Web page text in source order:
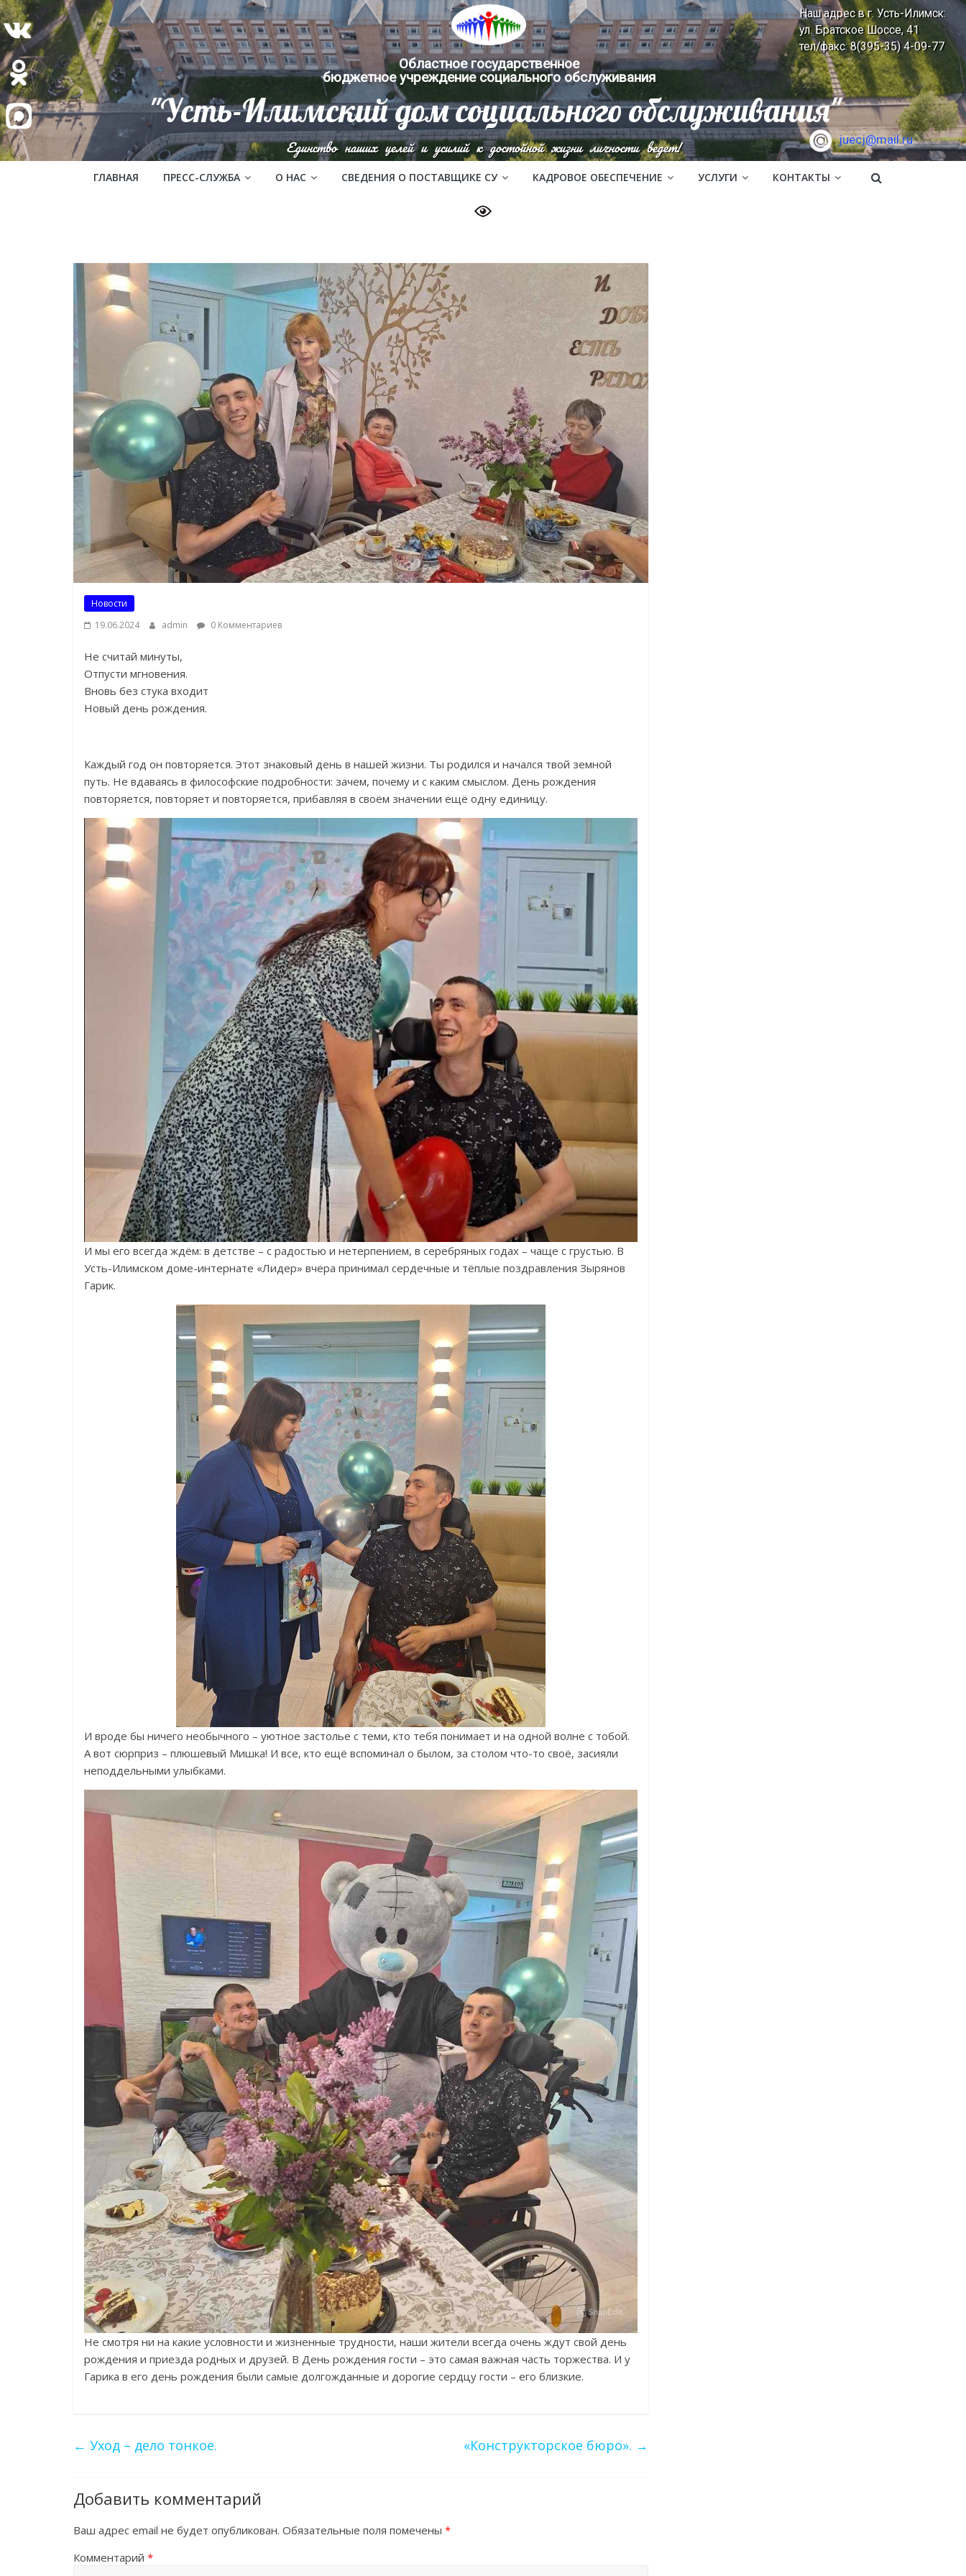
Областное государственное
бюджетное учреждение социального обслуживания
juecj@mail.ru
"Усть-Илимский дом социального обслуживания"
Наш адрес в г. Усть-Илимск:
ул. Братское Шоссе, 41
тел/факс: 8(395-35) 4-09-77
Единство наших целей и усилий к достойной жизни личности ведет!
ГЛАВНАЯ ПРЕСС-СЛУЖБА О НАС СВЕДЕНИЯ О ПОСТАВЩИКЕ СУ КАДРОВОЕ ОБЕСПЕЧЕНИЕ УСЛУГИ КОНТАКТЫ
Новости
19.06.2024
admin 0 Комментариев
Не считай минуты,
Отпусти мгновения.
Вновь без стука входит
Новый день рождения.
Каждый год он повторяется. Этот знаковый день в нашей жизни. Ты родился и начался твой земной
путь. Не вдаваясь в философские подробности: зачем, почему и с каким смыслом. День рождения
повторяется, повторяет и повторяется, прибавляя в своём значении ещё одну единицу.
И мы его всегда ждём: в детстве – с радостью и нетерпением, в серебряных годах – чаще с грустью. В
Усть-Илимском доме-интернате «Лидер» вчера принимал сердечные и тёплые поздравления Зырянов
Гарик.
И вроде бы ничего необычного – уютное застолье с теми, кто тебя понимает и на одной волне с тобой.
А вот сюрприз – плюшевый Мишка! И все, кто ещё вспоминал о былом, за столом что-то своё, засияли
неподдельными улыбками.
Не смотря ни на какие условности и жизненные трудности, наши жители всегда очень ждут свой день
рождения и приезда родных и друзей. В День рождения гости – это самая важная часть торжества. И у
Гарика в его день рождения были самые долгожданные и дорогие сердцу гости – его близкие.
← Уход – дело тонкое. «Конструкторское бюро». →
Добавить комментарий
Ваш адрес email не будет опубликован. Обязательные поля помечены *
Комментарий *